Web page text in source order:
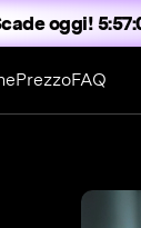
oggi!
PrezzoFAQ